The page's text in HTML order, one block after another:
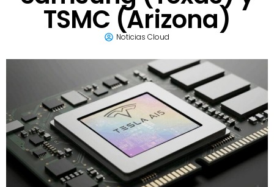
TSMC (Arizona)
Noticias Cloud